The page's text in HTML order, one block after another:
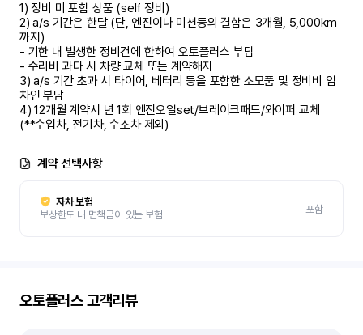
1) 정비 미 포함 상품 (self 정비)
2) a/s 기간은 한달 (단, 엔진이나 미션등의 결함은 3개월, 5,000km
까지)
- 기한 내 발생한 정비건에 한하여 오토플러스 부담
- 수리비 과다 시 차량 교체 또는 계약해지
3) a/s 기간 초과 시 타이어, 베터리 등을 포함한 소모품 및 정비비 임
차인 부담
4) 12개월 계약시 년 1회 엔진오일set/브레이크패드/와이퍼 교체
(**수입차, 전기차, 수소차 제외)
계약 선택사항
자차 보험
보상한도 내 면책금이 있는 보험
포함
오토플러스고객리뷰